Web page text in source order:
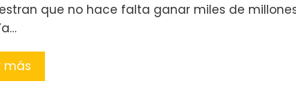
que no hace falta ganar miles de
más